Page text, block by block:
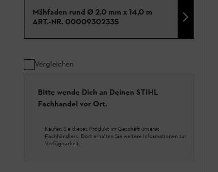
Mähfaden rund Ø 2,0 mm x 14,0 m
ART.-NR. 00009302335
Vergleichen
Bitte wende Dich an Deinen STIHL
Fachhandel vor Ort.
Kaufen Sie dieses Produkt im Geschäft unseres
Fachhändlers. Dort erhalten Sie weitere Informationen zur
Verfügbarkeit.